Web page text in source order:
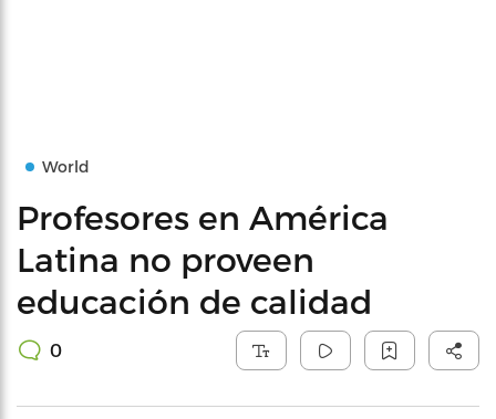
World
Profesores en América
Latina no proveen
educación de calidad
0